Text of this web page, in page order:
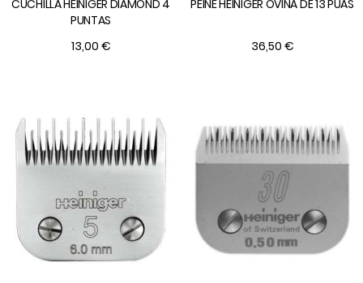
CUCHILLA HEINIGER DIAMOND 4
PUNTAS
13,00 €
PEINE HEINIGER OVINA DE 13 PUAS
36,50 €